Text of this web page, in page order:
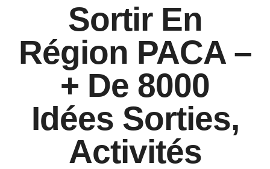
Sortir En
Région PACA –
+ De 8000
Idées Sorties,
Activités